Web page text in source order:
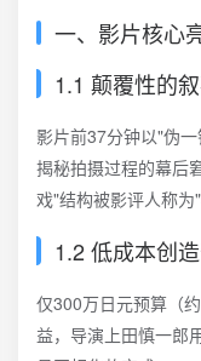
一、影片核心
1.1 颠覆性的
影片前37分钟以"伪
揭秘拍摄过程的幕后
戏"结构被影评人称为
1.2 低成本创
仅300万日元预算（
益，导演上田慎一郎